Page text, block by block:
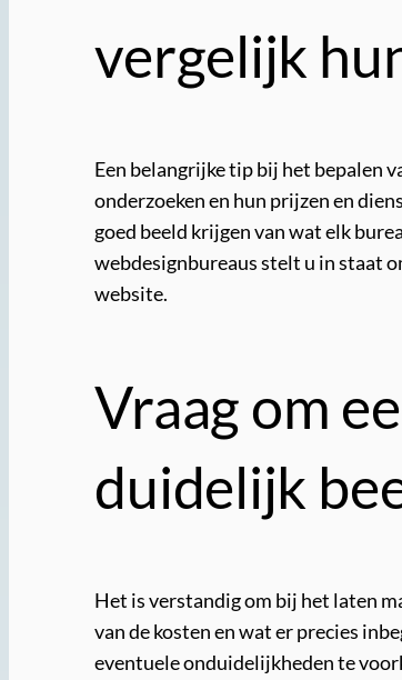
vergelijk
Een belangrijke tip bij het bepalen
onderzoeken en hun prijzen en
goed beeld krijgen van wat elk
webdesignbureaus stelt u in staat
website.
Vraag om
duidelijk
Het is verstandig om bij het laten
van de kosten en wat er precies
eventuele onduidelijkheden te